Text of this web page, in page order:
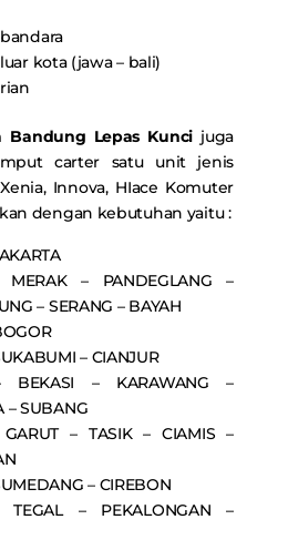
kota (jawa – bali)
Bandung Lepas Kuncijuga
carter satu unit jenis
Innova, HIace Komuter
dengan kebutuhan yaitu :
– PANDEGLANG –
– SERANG – BAYAH
– CIANJUR
BEKASI – KARAWANG –
– SUBANG
– TASIK – CIAMIS –
– CIREBON
TEGAL – PEKALONGAN –